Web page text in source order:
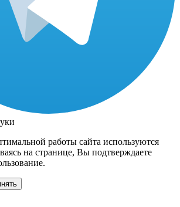
работы сайта используются
на странице, Вы подтверждаете